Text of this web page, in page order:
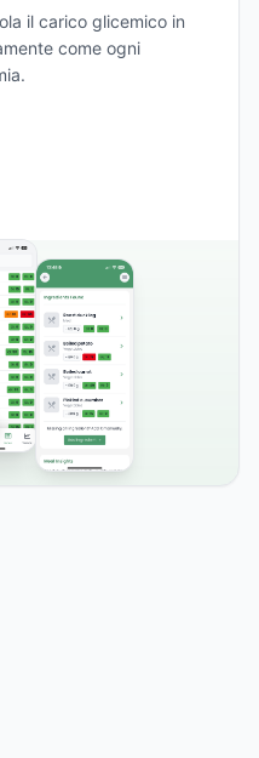
il carico glicemico in
come ogni